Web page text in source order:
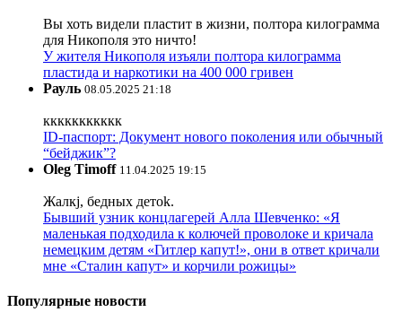
Вы хоть видели пластит в жизни, полтора килограмма
для Никополя это ничто!
У жителя Никополя изъяли полтора килограмма
пластида и наркотики на 400 000 гривен
Рауль 08.05.2025 21:18
ккккккккккк
ID-паспорт: Документ нового поколения или обычный
“бейджик”?
Oleg Timoff 11.04.2025 19:15
Жалкj, бедных детok.
Бывший узник концлагерей Алла Шевченко: «Я
маленькая подходила к колючей проволоке и кричала
немецким детям «Гитлер капут!», они в ответ кричали
мне «Сталин капут» и корчили рожицы»
Популярные новости